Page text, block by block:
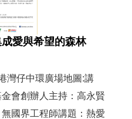
愛與希望的森林
灣仔中環廣場地圖:講
會創辦人主持：高永賢
國界工程師講題：熱愛